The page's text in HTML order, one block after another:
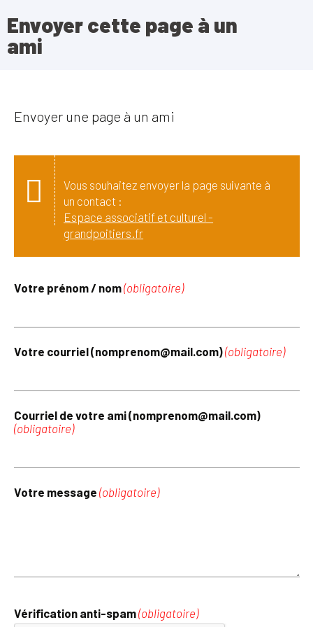
Envoyer cette page à un
ami
Envoyer une page à un ami
Vous souhaitez envoyer la page suivante à
un contact :
Espace associatif et culturel -
grandpoitiers.fr
Votre prénom / nom(obligatoire)
Votre courriel (nomprenom@mail.com)(obligatoire)
Courriel de votre ami (nomprenom@mail.com)
(obligatoire)
Votre message (obligatoire)
Vérification anti-spam(obligatoire)